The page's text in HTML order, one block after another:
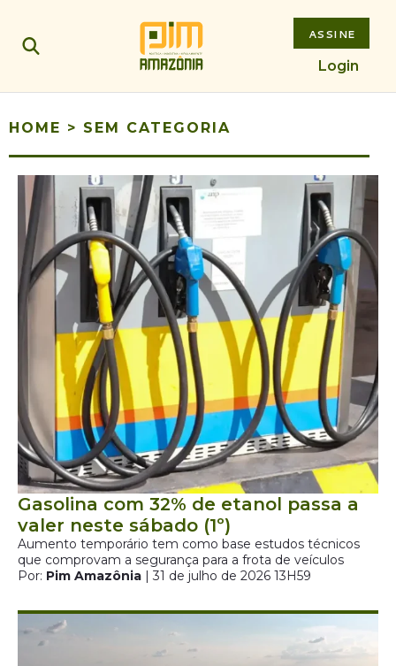
ASSINE
Login
HOME > SEM CATEGORIA
Gasolina com 32% de etanol passa a
valer neste sábado (1º)
Aumento temporário tem como base estudos técnicos
que comprovam a segurança para a frota de veículos
Por: Pim Amazônia | 31 de julho de 2026 13H59